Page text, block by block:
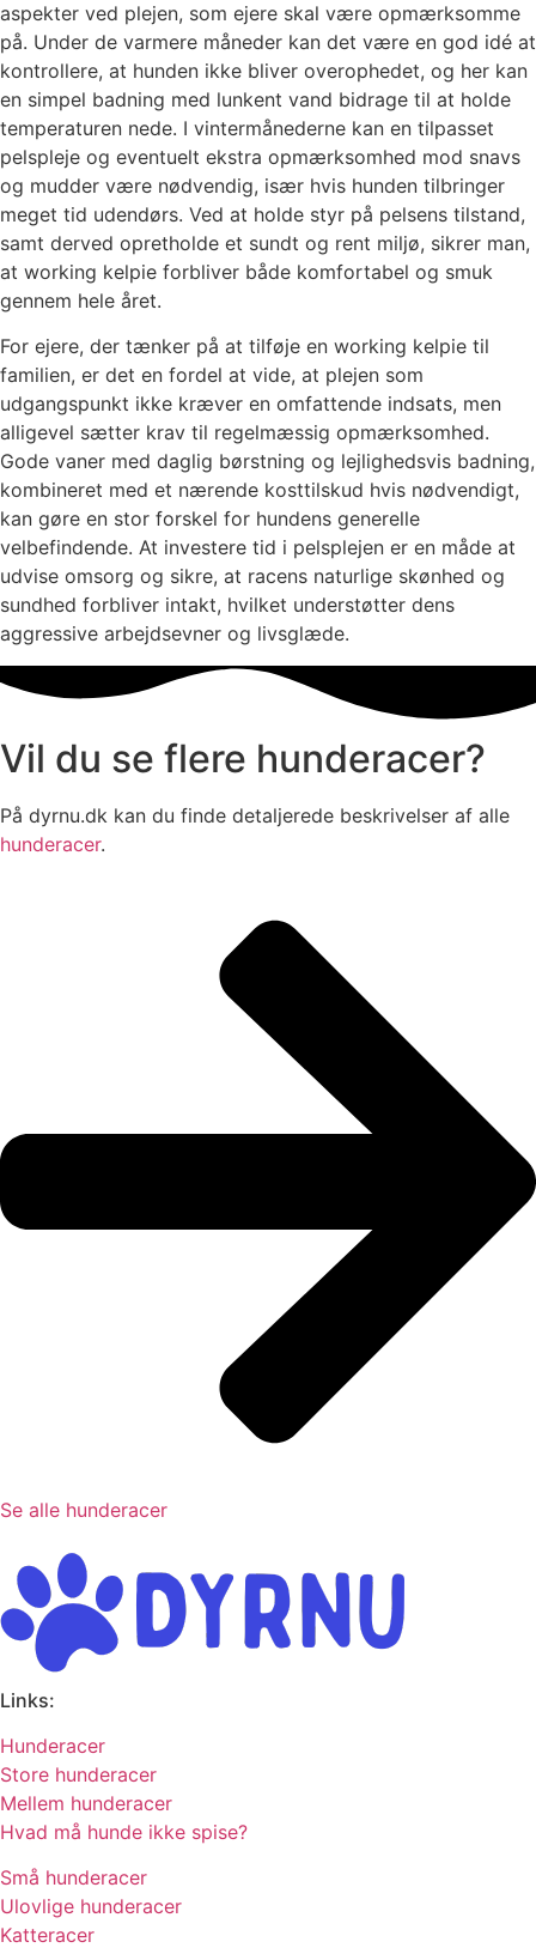
aspekter ved plejen, som ejere skal være opmærksomme
på. Under de varmere måneder kan det være en god idé at
kontrollere, at hunden ikke bliver overophedet, og her kan
en simpel badning med lunkent vand bidrage til at holde
temperaturen nede. I vintermånederne kan en tilpasset
pelspleje og eventuelt ekstra opmærksomhed mod snavs
og mudder være nødvendig, især hvis hunden tilbringer
meget tid udendørs. Ved at holde styr på pelsens tilstand,
samt derved opretholde et sundt og rent miljø, sikrer man,
at working kelpie forbliver både komfortabel og smuk
gennem hele året.
For ejere, der tænker på at tilføje en working kelpie til
familien, er det en fordel at vide, at plejen som
udgangspunkt ikke kræver en omfattende indsats, men
alligevel sætter krav til regelmæssig opmærksomhed.
Gode vaner med daglig børstning og lejlighedsvis badning,
kombineret med et nærende kosttilskud hvis nødvendigt,
kan gøre en stor forskel for hundens generelle
velbefindende. At investere tid i pelsplejen er en måde at
udvise omsorg og sikre, at racens naturlige skønhed og
sundhed forbliver intakt, hvilket understøtter dens
aggressive arbejdsevner og livsglæde.
Vil du se flere hunderacer?
På dyrnu.dk kan du finde detaljerede beskrivelser af alle
hunderacer.
Se alle hunderacer
Links:
Hunderacer
Store hunderacer
Mellem hunderacer
Hvad må hunde ikke spise?
Små hunderacer
Ulovlige hunderacer
Katteracer